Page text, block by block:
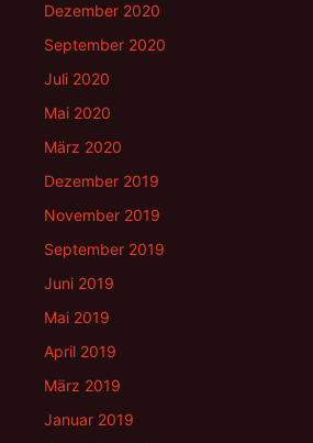
Dezember 2020
September 2020
Juli 2020
Mai 2020
März 2020
Dezember 2019
November 2019
September 2019
Juni 2019
Mai 2019
April 2019
März 2019
Januar 2019